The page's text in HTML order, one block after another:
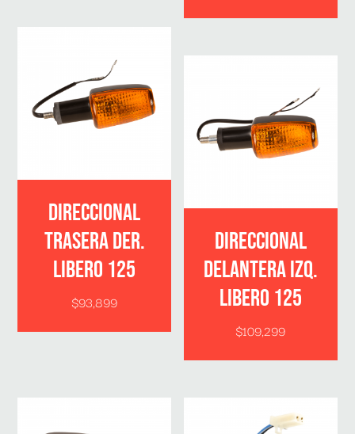
DIRECCIONAL
TRASERA DER.
LIBERO 125
$93,899
DIRECCIONAL
DELANTERA IZQ.
LIBERO 125
$109,299